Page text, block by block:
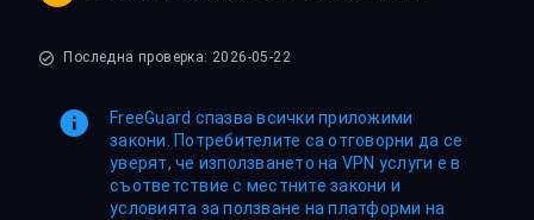
Последна проверка: 2026-05-22
FreeGuard спазва всички приложими
закони. Потребителите са отговорни да се
уверят, че използването на VPN услуги е в
съответствие с местните закони и
условията за ползване на платформи на